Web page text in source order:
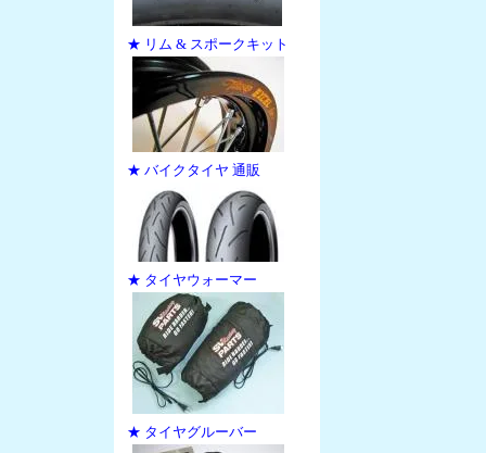
★ リム & スポークキット
★ バイクタイヤ 通販
★ タイヤウォーマー
★ タイヤグルーバー